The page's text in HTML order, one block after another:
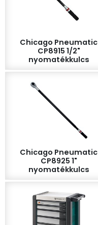
Chicago Pneumatic
CP8915 1/2"
nyomatékkulcs
Chicago Pneumatic
CP8925 1"
nyomatékkulcs